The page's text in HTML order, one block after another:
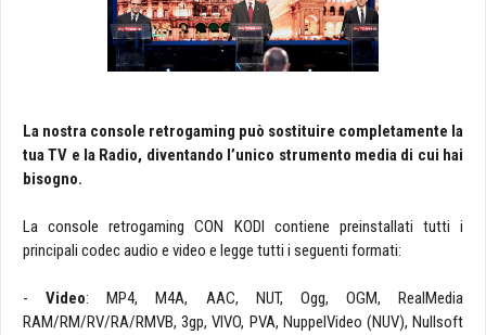
La nostra console retrogaming può sostituire completamente la
tua TV e la Radio, diventando l’unico strumento media di cui hai
bisogno.
La console retrogaming CON KODI contiene preinstallati tutti i
principali codec audio e video e legge tutti i seguenti formati:
-Video: MP4, M4A, AAC, NUT, Ogg, OGM, RealMedia
RAM/RM/RV/RA/RMVB, 3gp, VIVO, PVA, NuppelVideo (NUV), Nullsoft